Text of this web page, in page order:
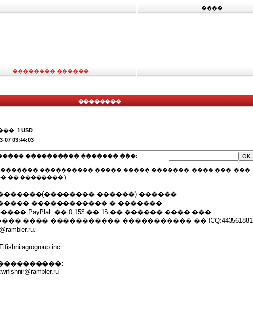
����
�������� ������
��������
1 USD
07 03:44:03
���������� ������� ���:
���������� ����� ����� �������, ���� ���, ���
�� ��������.)
������).������
������������ � �������
�� 0,15$ �� 1$ �� ������.���� ���
���� �����������-����������� �� ICQ:443561881
inc.